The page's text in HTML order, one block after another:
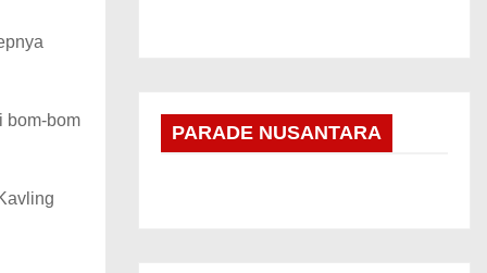
bom-bom
PARADE NUSANTARA